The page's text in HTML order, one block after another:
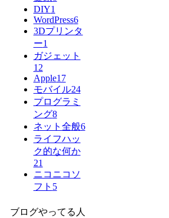
DIY1
WordPress6
3Dプリンタ
ー1
ガジェット
12
Apple17
モバイル24
プログラミ
ング8
ネット全般6
ライフハッ
ク的な何か
21
ニコニコソ
フト 5
ブログやってる人